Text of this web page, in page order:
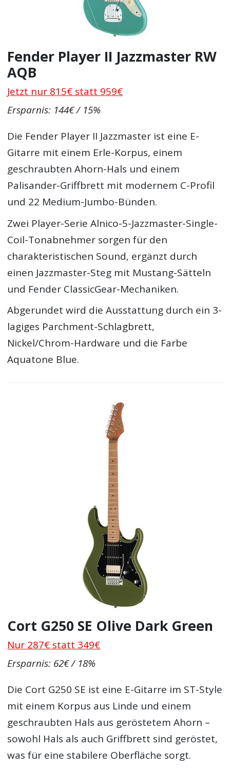
Fender Player II Jazzmaster RW
AQB
Jetzt nur 815€ statt 959€
Ersparnis: 144€ / 15%
Die Fender Player II Jazzmaster ist eine E-
Gitarre mit einem Erle-Korpus, einem
geschraubten Ahorn-Hals und einem
Palisander-Griffbrett mit modernem C-Profil
und 22 Medium-Jumbo-Bünden.
Zwei Player-Serie Alnico-5-Jazzmaster-Single-
Coil-Tonabnehmer sorgen für den
charakteristischen Sound, ergänzt durch
einen Jazzmaster-Steg mit Mustang-Sätteln
und Fender ClassicGear-Mechaniken.
Abgerundet wird die Ausstattung durch ein 3-
lagiges Parchment-Schlagbrett,
Nickel/Chrom-Hardware und die Farbe
Aquatone Blue.
Cort G250 SE Olive Dark Green
Nur 287€ statt 349€
Ersparnis: 62€ / 18%
Die Cort G250 SE ist eine E-Gitarre im ST-Style
mit einem Korpus aus Linde und einem
geschraubten Hals aus geröstetem Ahorn –
sowohl Hals als auch Griffbrett sind geröstet,
was für eine stabilere Oberfläche sorgt.